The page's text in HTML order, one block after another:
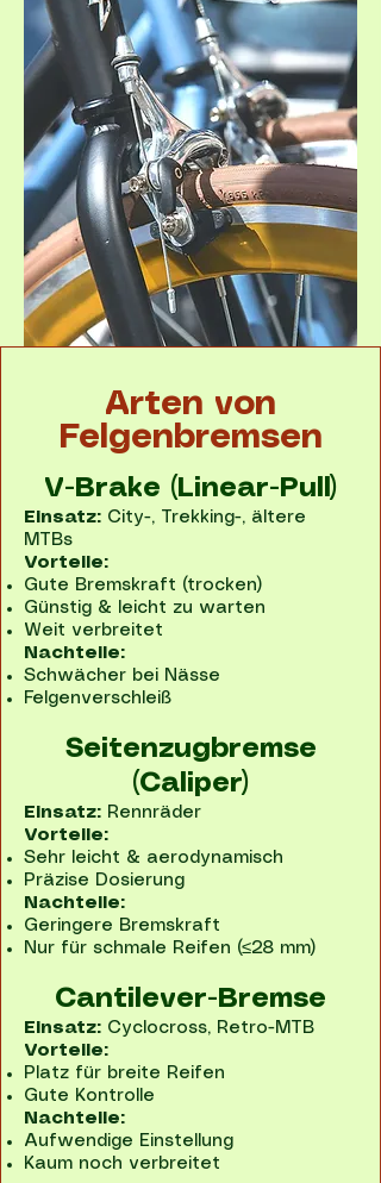
Arten von
Felgenbremsen
V-Brake (Linear-Pull)
Einsatz: City-, Trekking-, ältere
MTBs
Vorteile:
Gute Bremskraft (trocken)
Günstig & leicht zu warten
Weit verbreitet
Nachteile:
Schwächer bei Nässe
Felgenverschleiß
Seitenzugbremse
(Caliper)
Einsatz: Rennräder
Vorteile:
Sehr leicht & aerodynamisch
Präzise Dosierung
Nachteile:
Geringere Bremskraft
Nur für schmale Reifen (≤28 mm)
Cantilever-Bremse
Einsatz: Cyclocross, Retro-MTB
Vorteile:
Platz für breite Reifen
Gute Kontrolle
Nachteile:
Aufwendige Einstellung
Kaum noch verbreitet